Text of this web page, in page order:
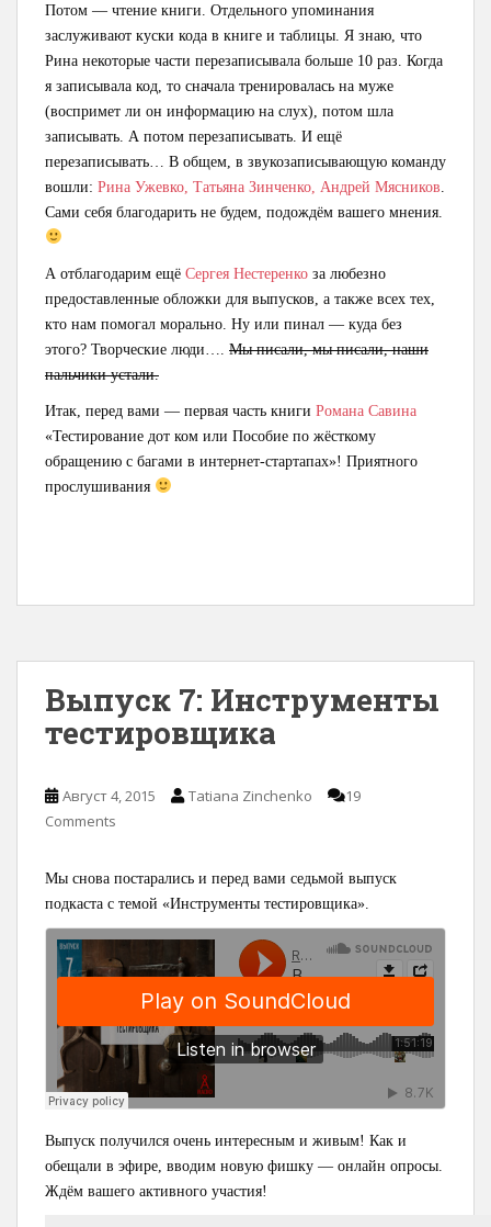
Потом — чтение книги. Отдельного упоминания
заслуживают куски кода в книге и таблицы. Я знаю, что
Рина некоторые части перезаписывала больше 10 раз. Когда
я записывала код, то сначала тренировалась на муже
(воспримет ли он информацию на слух), потом шла
записывать. А потом перезаписывать. И ещё
перезаписывать… В общем, в звукозаписывающую команду
вошли: Рина Ужевко, Татьяна Зинченко, Андрей Мясников
Сами себя благодарить не будем, подождём вашего мнения.
А отблагодарим ещё Сергея Нестеренко за любезно
предоставленные обложки для выпусков, а также всех тех,
кто нам помогал морально. Ну или пинал — куда без
этого? Творческие люди…. Мы писали, мы писали, наши
пальчики устали.
Итак, перед вами — первая часть книги Романа Савина
«Тестирование дот ком или Пособие по жёсткому
обращению с багами в интернет-стартапах»! Приятного
прослушивания
Выпуск 7: Инструменты
тестировщика
Август 4, 2015 Tatiana Zinchenko
19
Comments
Мы снова постарались и перед вами седьмой выпуск
подкаста с темой «Инструменты тестировщика».
Выпуск получился очень интересным и живым! Как и
обещали в эфире, вводим новую фишку — онлайн опросы.
Ждём вашего активного участия!